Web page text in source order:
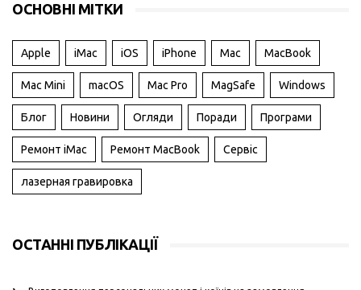
ОСНОВНІ МІТКИ
Apple iMac iOS iPhone Mac MacBook
Mac Mini macOS Mac Pro MagSafe Windows
Блог Новини Огляди Поради Програми
Ремонт iMac Ремонт MacBook Сервіс
лазерная гравировка
ОСТАННІ ПУБЛІКАЦІЇ